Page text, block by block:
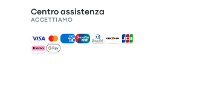
Centro assistenza
ACCETTIAMO
Pagamenti accettati